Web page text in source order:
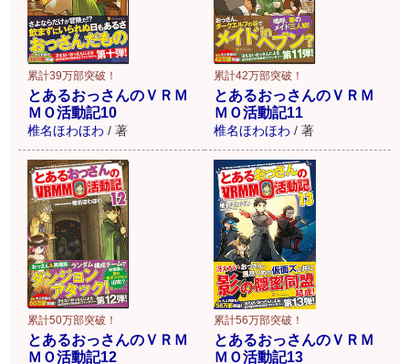
累計39万部突破！
とあるおっさんのＶＲＭ
ＭＯ活動記10
椎名ほわほわ / 著
累計42万部突破！
とあるおっさんのＶＲＭ
ＭＯ活動記11
椎名ほわほわ / 著
累計50万部突破！
とあるおっさんのＶＲＭ
ＭＯ活動記12
累計56万部突破！
とあるおっさんのＶＲＭ
ＭＯ活動記13